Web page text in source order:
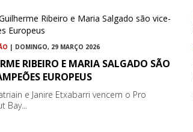
| DOMINGO, 29 MARÇO 2026
RIBEIRO E MARIA SALGADO SÃO
EUROPEUS
e Janire Etxabarri vencem o Pro
Bay...